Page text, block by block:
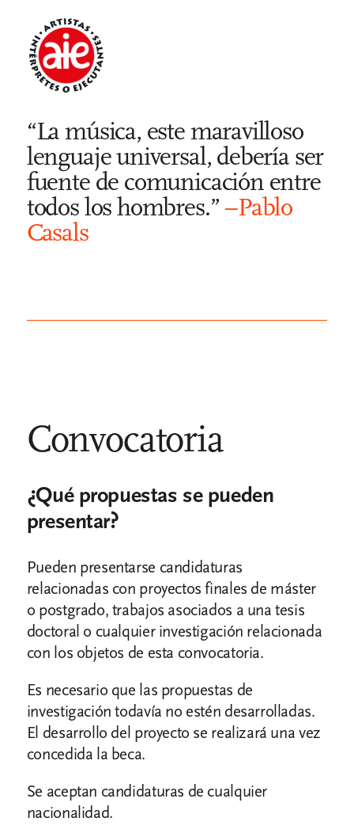
“La música, este maravilloso
lenguaje universal, debería ser
fuente de comunicación entre
todos los hombres.”–Pablo
Casals
Convocatoria
¿Qué propuestas se pueden
presentar?
Pueden presentarse candidaturas
relacionadas con proyectos finales de máster
o postgrado, trabajos asociados a una tesis
doctoral o cualquier investigación relacionada
con los objetos de esta convocatoria.
Es necesario que las propuestas de
investigación todavía no estén desarrolladas.
El desarrollo del proyecto se realizará una vez
concedida la beca.
Se aceptan candidaturas de cualquier
nacionalidad.